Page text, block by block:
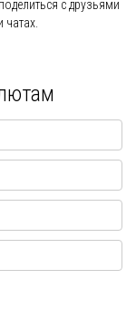
с друзьями
чатах.